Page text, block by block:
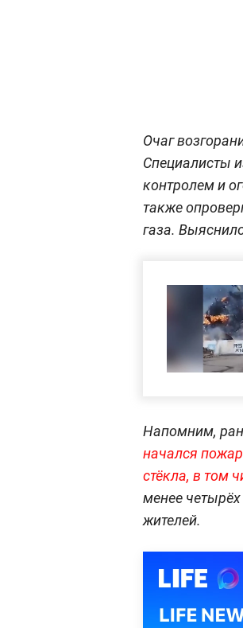
Очаг
Специалисты
контролем и
также
газа.
Напомним,
начался
стёкла, в том
менее
жителей.